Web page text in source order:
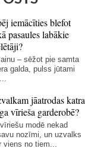
iemācīties blefot
pasaules labākie
– sēžot pie samta
galda, pulss jūtami
jāatrodas katra
vīrieša garderobē?
modē nekad
nozīmi, un uzvalks
viens no tiem...